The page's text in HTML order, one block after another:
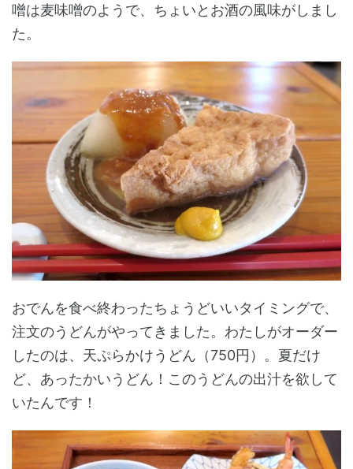
噌は麦味噌のようで、ちょいとお酒の風味がしまし
た。
おでんを食べ終わったちょうどいいタイミングで、
注文のうどんがやってきました。わたしがオーダー
したのは、天ぷらかけうどん（750円）。夏だけ
ど、あったかいうどん！このうどんの出汁を欲して
いたんです！